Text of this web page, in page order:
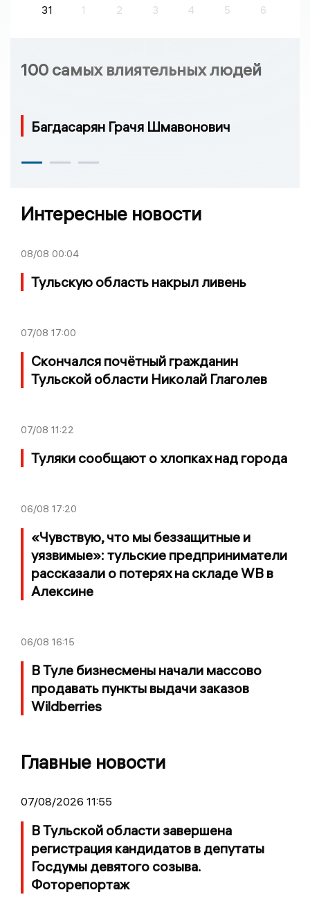
31
1 2 3 4 5 6
100 самых влиятельных людей
Багдасарян Грачя Шмавонович
Интересные новости
08/08 00:04
Тульскую область накрыл ливень
07/08 17:00
Скончался почётный гражданин
Тульской области Николай Глаголев
07/08 11:22
Туляки сообщают о хлопках над города
06/08 17:20
«Чувствую, что мы беззащитные и
уязвимые»: тульские предприниматели
рассказали о потерях на складе WB в
Алексине
06/08 16:15
В Туле бизнесмены начали массово
продавать пункты выдачи заказов
Wildberries
Главные новости
07/08/2026 11:55
В Тульской области завершена
регистрация кандидатов в депутаты
Госдумы девятого созыва.
Фоторепортаж